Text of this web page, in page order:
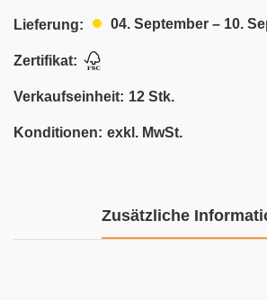
Lieferung: 04. September – 10.
Zertifikat:
Verkaufseinheit: 12 Stk.
Konditionen: exkl. MwSt.
Zusätzliche